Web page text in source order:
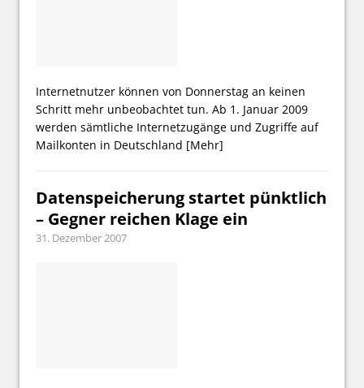
Internetnutzer können von Donnerstag an keinen
Schritt mehr unbeobachtet tun. Ab 1. Januar 2009
werden sämtliche Internetzugänge und Zugriffe auf
Mailkonten in Deutschland [Mehr]
Datenspeicherung startet pünktlich
– Gegner reichen Klage ein
31. Dezember 2007